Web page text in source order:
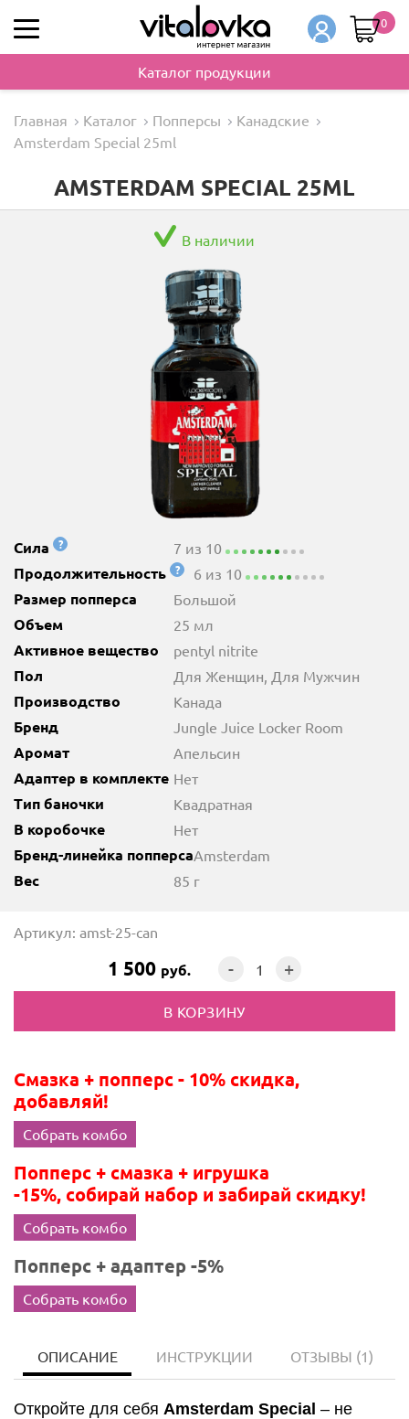
0
Каталог продукции
Главная Каталог Попперсы
Канадские
Amsterdam Special 25ml
AMSTERDAM SPECIAL 25ML
В наличии
Сила ? 7 из 10
Продолжительность ? 6 из 10
Размер попперса Большой
Объем 25 мл
Активное вещество pentyl nitrite
Пол Для Женщин, Для Мужчин
Производство Канада
Бренд Jungle Juice Locker Room
Аромат Апельсин
Адаптер в комплекте Нет
Тип баночки Квадратная
В коробочке Нет
Бренд-линейка попперсаAmsterdam
Вес 85 г
Артикул: amst-25-can
1 500 руб. - +
Смазка + попперс - 10% скидка,
добавляй!
Собрать комбо
Попперс + смазка + игрушка
-15%, собирай набор и забирай скидку!
Собрать комбо
Попперс + адаптер -5%
Собрать комбо
ОПИСАНИЕ ИНСТРУКЦИИ ОТЗЫВЫ (1)
Откройте для себя Amsterdam Special – не